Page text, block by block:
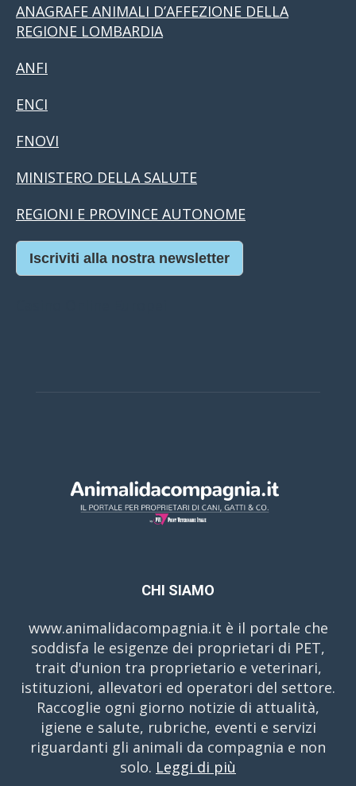
ANAGRAFE ANIMALI D’AFFEZIONE DELLA
REGIONE LOMBARDIA
ANFI
ENCI
FNOVI
MINISTERO DELLA SALUTE
REGIONI E PROVINCE AUTONOME
Iscriviti alla nostra newsletter
CHI SIAMO
www.animalidacompagnia.it è il portale che
soddisfa le esigenze dei proprietari di PET,
trait d'union tra proprietario e veterinari,
istituzioni, allevatori ed operatori del settore.
Raccoglie ogni giorno notizie di attualità,
igiene e salute, rubriche, eventi e servizi
riguardanti gli animali da compagnia e non
solo. Leggi di più